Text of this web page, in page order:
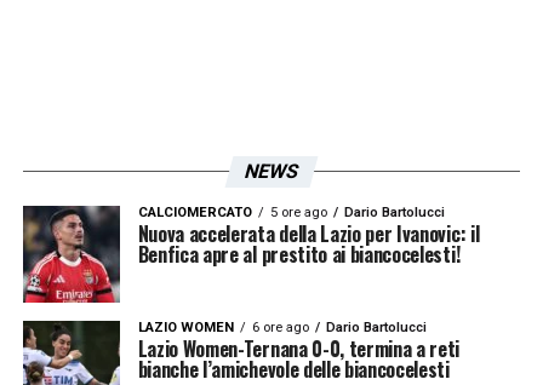
NEWS
CALCIOMERCATO 5 ore ago Dario Bartolucci
Nuova accelerata della Lazio per Ivanovic: il
Benfica apre al prestito ai biancocelesti!
LAZIO WOMEN 6 ore ago Dario Bartolucci
Lazio Women-Ternana 0-0, termina a reti
bianche l’amichevole delle biancocelesti